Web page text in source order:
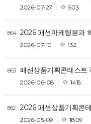
2026-07-27 503
864 2026 패션마케팅분과
2026-07-10 132
863 패션상품기획콘테스트
2026-06-08 1415
862 2026 패션상품기획콘
2026-05-09 1809